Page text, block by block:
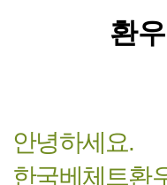
환
안녕하세요.
한국베체트환